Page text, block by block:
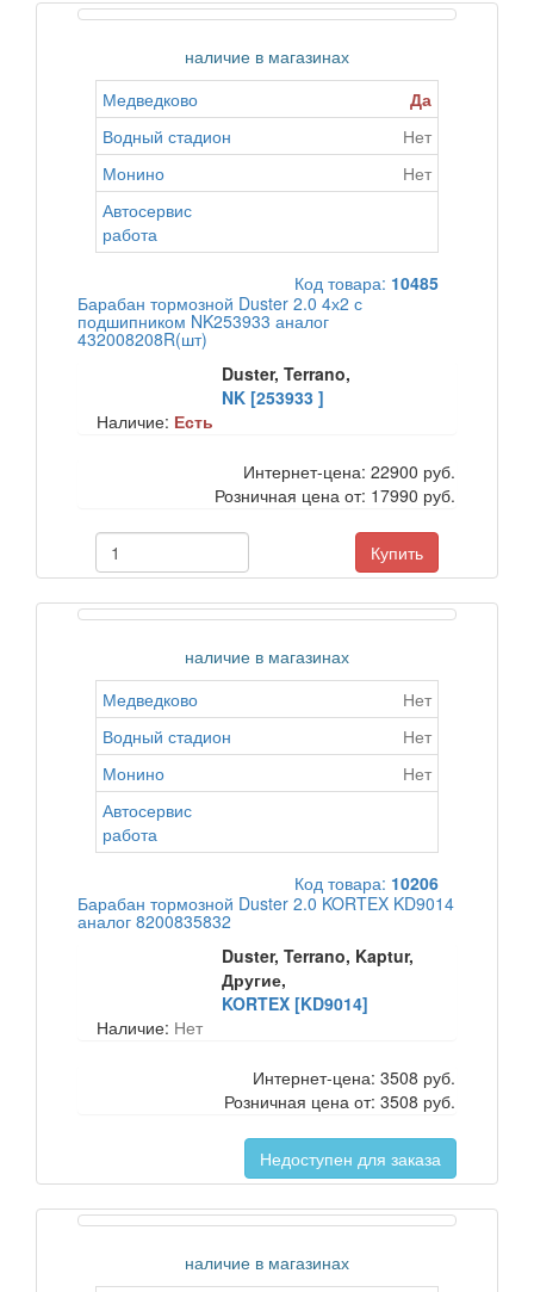
наличие в магазинах
Медведково
Да
Водный стадион
Нет
Монино
Нет
Автосервис
работа
Код товара: 10485
Барабан тормозной Duster 2.0 4х2 с
подшипником NK253933 аналог
432008208R(шт)
Duster, Terrano,
NK [253933 ]
Наличие: Есть
Интернет-цена: 22900 руб.
Розничная цена от: 17990 руб.
Купить
наличие в магазинах
Медведково
Нет
Водный стадион
Нет
Монино
Нет
Автосервис
работа
Код товара: 10206
Барабан тормозной Duster 2.0 KORTEX KD9014
аналог 8200835832
Duster, Terrano, Kaptur,
Другие,
KORTEX [KD9014]
Наличие: Нет
Интернет-цена: 3508 руб.
Розничная цена от: 3508 руб.
Недоступен для заказа
наличие в магазинах